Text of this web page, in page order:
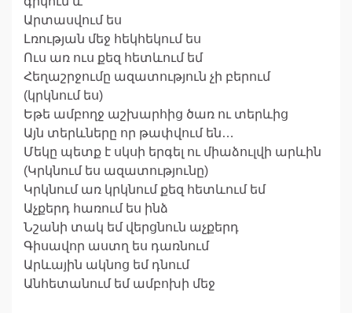
Արտասվում ես
Լռության մեջ հեկհեկում ես
Ուս առ ուս քեզ հետևում եմ
Հեղաշրջումը ազատություն չի բերում
(կրկնում ես)
Եթե ամբողջ աշխարհից ծառ ու տերևից
Այն տերևները որ թափվում են…
Մեկը պետք է սկսի երգել ու միաձուլվի արևին
(Կրկնում ես ազատությունը)
Կրկնում առ կրկնում քեզ հետևում եմ
Աչքերդ հառում ես ինձ
Նշանի տակ եմ վերցնուն աչքերդ
Գիսավոր աստղ ես դառնում
Արևային ակնոց եմ դնում
Անհետանում եմ ամբոխի մեջ